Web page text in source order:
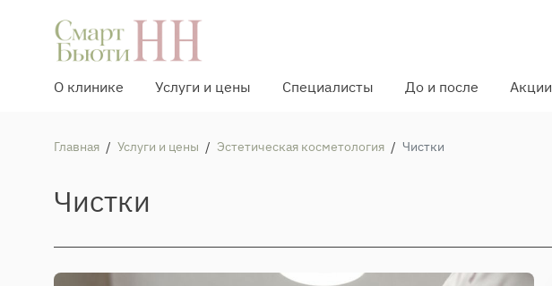
О клинике Услуги и цены Специалисты До и после Акции
Главная / Услуги и цены / Эстетическая косметология / Чистки
Чистки